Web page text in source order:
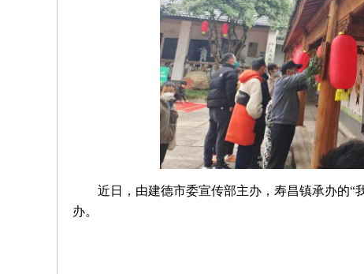
近日，由建德市委宣传部主办，寿昌镇承办的“
办。